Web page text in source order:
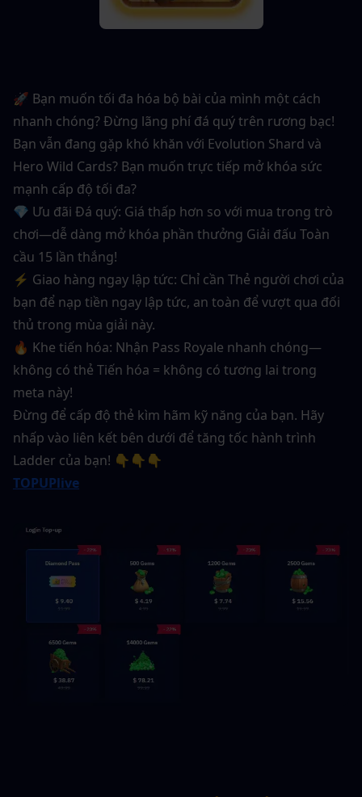
🚀 Bạn muốn tối đa hóa bộ bài của mình một cách
nhanh chóng? Đừng lãng phí đá quý trên rương bạc!
Bạn vẫn đang gặp khó khăn với Evolution Shard và
Hero Wild Cards? Bạn muốn trực tiếp mở khóa sức
mạnh cấp độ tối đa?
💎 Ưu đãi Đá quý: Giá thấp hơn so với mua trong trò
chơi—dễ dàng mở khóa phần thưởng Giải đấu Toàn
cầu 15 lần thắng!
⚡ Giao hàng ngay lập tức: Chỉ cần Thẻ người chơi của
bạn để nạp tiền ngay lập tức, an toàn để vượt qua đối
thủ trong mùa giải này.
🔥 Khe tiến hóa: Nhận Pass Royale nhanh chóng—
không có thẻ Tiến hóa = không có tương lai trong
meta này!
Đừng để cấp độ thẻ kìm hãm kỹ năng của bạn. Hãy
nhấp vào liên kết bên dưới để tăng tốc hành trình
Ladder của bạn! 👇👇👇
TOPUPlive